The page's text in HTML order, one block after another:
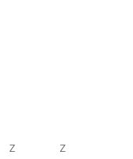
Z Z